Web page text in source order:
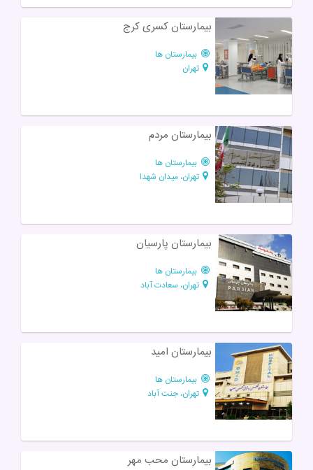
بیمارستان کسری کرج
بیمارستان ها
تهران
بیمارستان مردم
بیمارستان ها
تهران، میدان شهدا
بیمارستان پارسیان
بیمارستان ها
تهران، سعادت آباد
بیمارستان امید
بیمارستان ها
تهران، جنت آباد
بیمارستان محب مهر